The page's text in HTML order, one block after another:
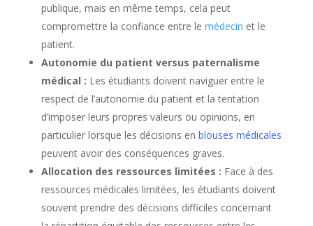
publique, mais en même temps, cela peut
compromettre la confiance entre le médecin et le
patient.
Autonomie du patient versus paternalisme
médical : Les étudiants doivent naviguer entre le
respect de l’autonomie du patient et la tentation
d’imposer leurs propres valeurs ou opinions, en
particulier lorsque les décisions en blouses médicales
peuvent avoir des conséquences graves.
Allocation des ressources limitées : Face à des
ressources médicales limitées, les étudiants doivent
souvent prendre des décisions difficiles concernant